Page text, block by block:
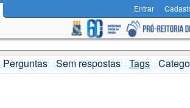
Entrar
Perguntas Sem respostas Tags